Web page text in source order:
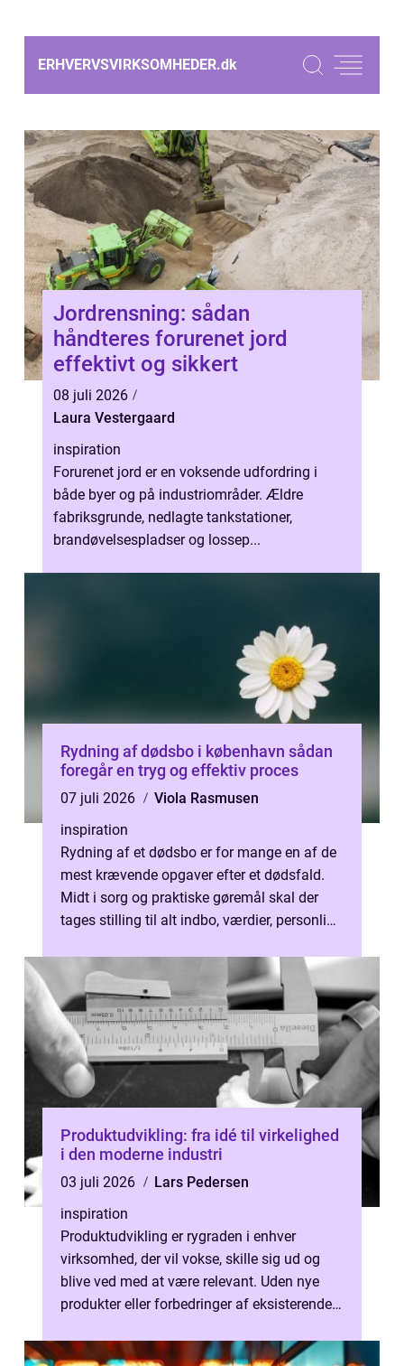
ERHVERVSVIRKSOMHEDER.dk
Jordrensning: sådan
håndteres forurenet jord
effektivt og sikkert
08 juli 2026
Laura Vestergaard
inspiration
Forurenet jord er en voksende udfordring i
både byer og på industriområder. Ældre
fabriksgrunde, nedlagte tankstationer,
brandøvelsespladser og lossep...
Rydning af dødsbo i københavn sådan
foregår en tryg og effektiv proces
07 juli 2026
Viola Rasmusen
inspiration
Rydning af et dødsbo er for mange en af de
mest krævende opgaver efter et dødsfald.
Midt i sorg og praktiske gøremål skal der
tages stilling til alt indbo, værdier, personlige
Produktudvikling: fra idé til virkelighed
i den moderne industri
03 juli 2026
Lars Pedersen
inspiration
Produktudvikling er rygraden i enhver
virksomhed, der vil vokse, skille sig ud og
blive ved med at være relevant. Uden nye
produkter eller forbedringer af eksisterende